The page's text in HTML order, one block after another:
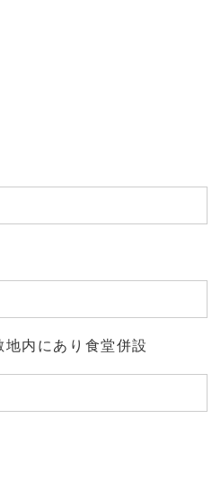
地内にあり食堂併設